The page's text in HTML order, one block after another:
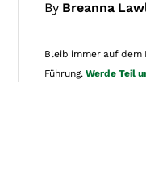
By Breanna
Bleib immer auf dem
Führung. Werde Teil